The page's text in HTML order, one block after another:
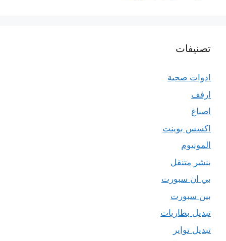
تصنيفات
ادوات صحية
ارفف
اصباغ
اكسس بوينت
المونيوم
بنشر متنقل
بي ان سبورت
بين سبورت
تبديل بطاريات
تبديل تواير